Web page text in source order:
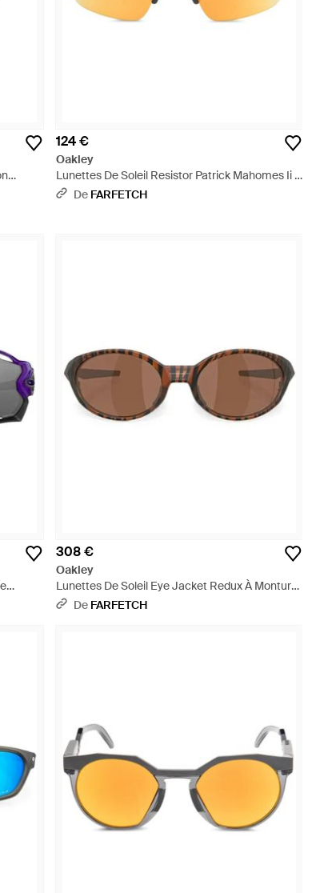
124 €
Oakley
Lunettes De Soleil Resistor Patrick Mahomes Ii -
Orange
De FARFETCH
308 €
Oakley
Lunettes De Soleil Eye Jacket Redux À Monture
Ovale - Marron
De FARFETCH